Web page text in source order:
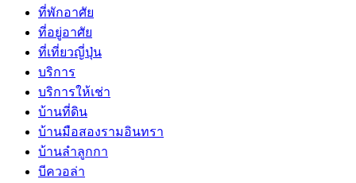
ที่พักอาศัย
ที่อยู่อาศัย
ที่เที่ยวญี่ปุ่น
บริการ
บริการให้เช่า
บ้านที่ดิน
บ้านมือสองรามอินทรา
บ้านลำลูกกา
บีควอล่า